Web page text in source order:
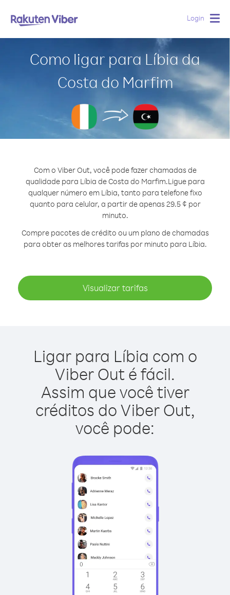
Login
Como ligar para Líbia da
Costa do Marfim
Com o Viber Out, você pode fazer chamadas de
qualidade para Líbia de Costa do Marfim.Ligue para
qualquer número em Líbia, tanto para telefone fixo
quanto para celular, a partir de apenas 29.5 ¢ por
minuto.
Compre pacotes de crédito ou um plano de chamadas
para obter as melhores tarifas por minuto para Líbia.
Visualizar tarifas
Ligar para Líbia com o
Viber Out é fácil.
Assim que você tiver
créditos do Viber Out,
você pode: